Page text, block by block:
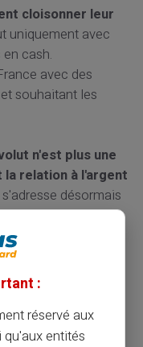
cloisonner leur
uniquement avec
cash.
avec des
souhaitant les
n'est plus une
relation à l'argent
désormais
déjà familier
pour une
chez Revolut ne se
plus
:
réservé aux
qu'aux entités